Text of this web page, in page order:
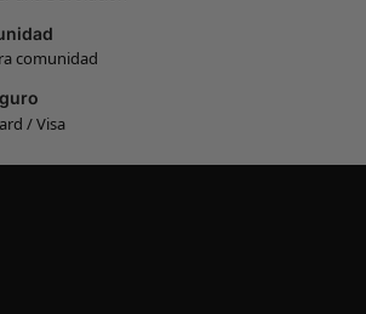
comunidad
/ Visa